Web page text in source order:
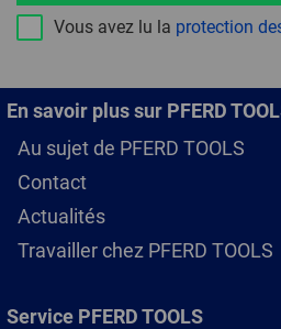
Vous avez lu la protection
En savoir plus sur PFERD
Au sujet de PFERD TOOLS
Contact
Actualités
Travailler chez PFERD TOOLS
Service PFERD TOOLS